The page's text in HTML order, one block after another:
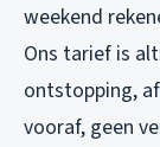
weekend
Ons tarief is
ontstopping,
vooraf, geen